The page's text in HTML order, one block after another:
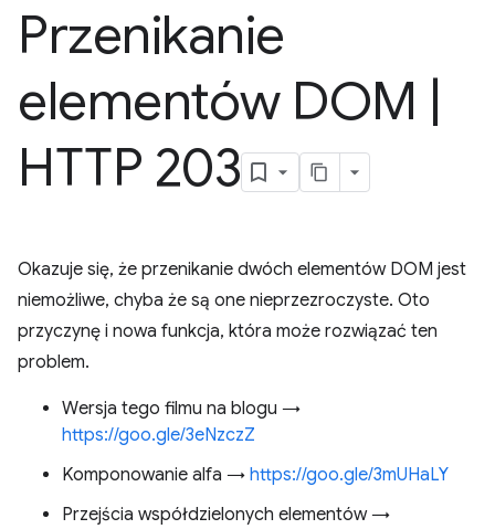
Przenikanie
elementów DOM
HTTP 203
Okazuje się, że przenikanie dwóch elementów DOM jest
niemożliwe, chyba że są one nieprzezroczyste. Oto
przyczynę i nowa funkcja, która może rozwiązać ten
problem.
Wersja tego filmu na blogu →
https://goo.gle/3eNzczZ
Komponowanie alfa → https://goo.gle/3mUHaLY
Przejścia współdzielonych elementów →